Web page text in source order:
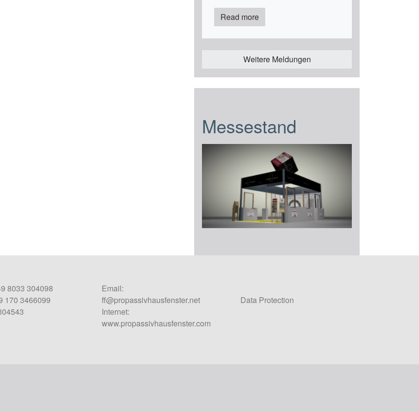
Read more
Weitere Meldungen
Messestand
8033 304098
170 3466099
Email:
ff@propassivhausfenster.net
Internet:
www.propassivhausfenster.com
Data Protection